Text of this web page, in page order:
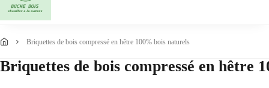
briquettes de bois compressé en hêtre 100% bois naturels
Briquettes de bois compressé en hêtre